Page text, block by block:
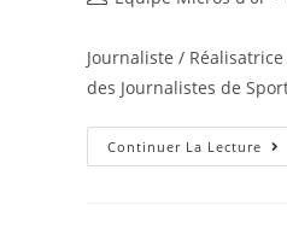
la
publication :
Journaliste /
des Journalistes de
Continuer La Lecture